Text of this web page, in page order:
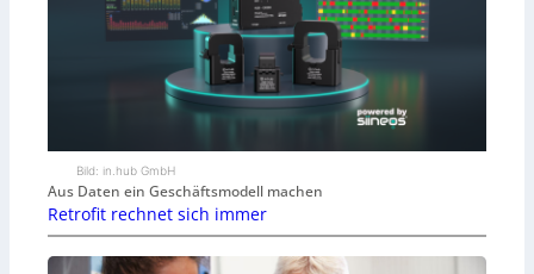
Bild: in.hub GmbH
Aus Daten ein Geschäftsmodell machen
Retrofit rechnet sich immer